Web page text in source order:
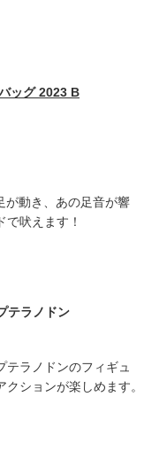
ッグ 2023 B
が動き、あの足音が響
で吠えます！
テラノドン
テラノドンのフィギュ
ションが楽しめます。